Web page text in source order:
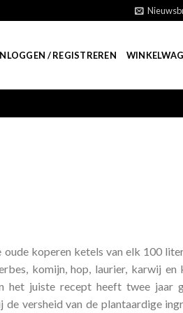
/ REGISTREREN
koperen ketels van elk 100
komijn, hop, laurier, karwij en
het juiste recept heeft twee jaar
versheid van de plantaardige